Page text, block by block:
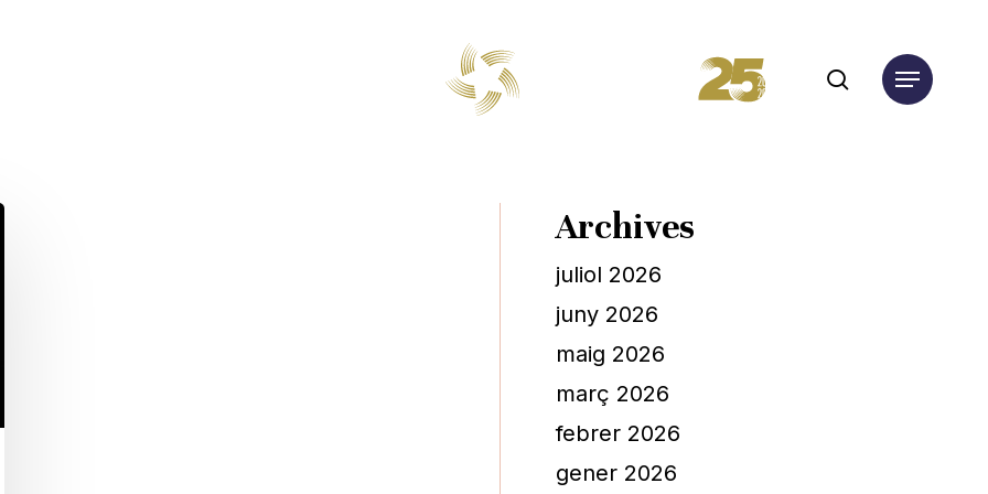
search
Menu
Archives
juliol 2026
juny 2026
maig 2026
març 2026
febrer 2026
gener 2026